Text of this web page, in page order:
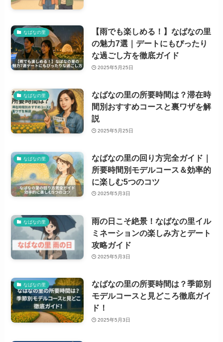
なばなの里
【雨でも楽しめる！】なばなの里
の魅力7選｜デートにもぴったり
な過ごし方を徹底ガイド
2025年5月25日
なばなの里
なばなの里の所要時間は？滞在時
間別おすすめコースと裏ワザを解
説
2025年5月25日
なばなの里
なばなの里の回り方完全ガイド｜
所要時間別モデルコース＆効率的
に楽しむ5つのコツ
2025年5月3日
なばなの里
雨の日こそ絶景！なばなの里イル
ミネーションの楽しみ方とデート
攻略ガイド
2025年5月3日
なばなの里
なばなの里の所要時間は？季節別
モデルコースと見どころ徹底ガイ
ド！
2025年5月3日